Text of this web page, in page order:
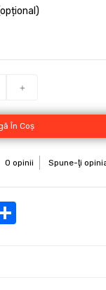
În Coş
0 opinii Spune-ţi
Share